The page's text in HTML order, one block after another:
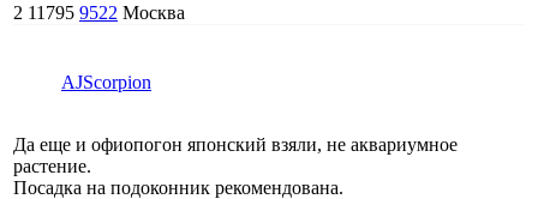
2 11795 9522 Москва
AJScorpion
Да еще и офиопогон японский взяли, не аквариумное
растение.
Посадка на подоконник рекомендована.